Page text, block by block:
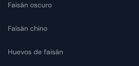
Faisán oscuro
Faisán chino
Huevos de faisán